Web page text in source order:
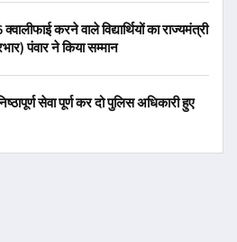
करने वाले विद्यार्थियों का राज्यमंत्री
पंवार ने किया सम्मान
सेवा पूर्ण कर दो पुलिस अधिकारी हुए